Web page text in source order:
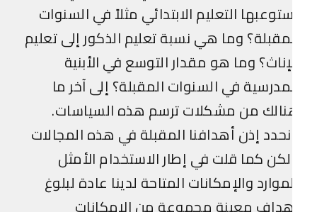
التعليم الابتدائي مثلاً في السنوات
وما هي نسبة تعليم الذكور إلى تعليم
وما هو مقدار التوسع في الأبنية
في السنوات المقبلة؟ إلى آخر ما
من مشكلات ترسم هذه السياسات.
إذن أهدافنا المقبلة في هذه المجالات
كما قلت في إطار الاستخدام الأمثل
والإمكانات المتاحة لدينا عادة لبلوغ
معينة مجموعة من الإمكانات